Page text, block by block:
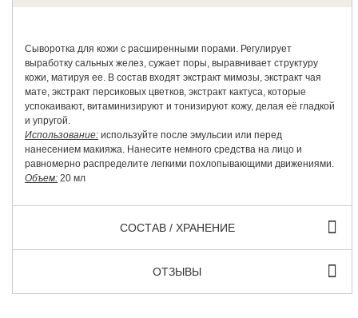
Сыворотка для кожи с расширенными порами. Регулирует
выработку сальных желез, сужает поры, выравнивает структуру
кожи, матируя ее. В состав входят экстракт мимозы, экстракт чая
мате, экстракт персиковых цветков, экстракт кактуса, которые
успокаивают, витаминизируют и тонизируют кожу, делая её гладкой
и упругой.
Использование: используйте после эмульсии или перед
нанесением макияжа. Нанесите немного средства на лицо и
равномерно распределите легкими похлопывающими движениями.
Объем: 20 мл
СОСТАВ / ХРАНЕНИЕ
ОТЗЫВЫ